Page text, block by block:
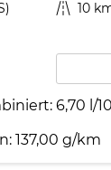
Kilometerstand 10
6,70 l/
137,00 g/km